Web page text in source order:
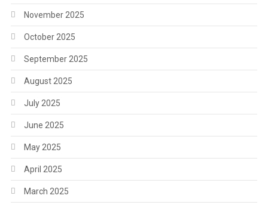
November 2025
October 2025
September 2025
August 2025
July 2025
June 2025
May 2025
April 2025
March 2025